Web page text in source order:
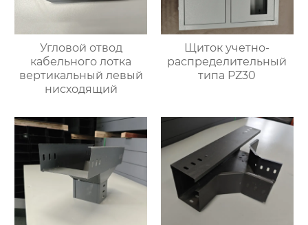
Угловой отвод
кабельного лотка
вертикальный левый
нисходящий
Щиток учетно-
распределительный
типа PZ30